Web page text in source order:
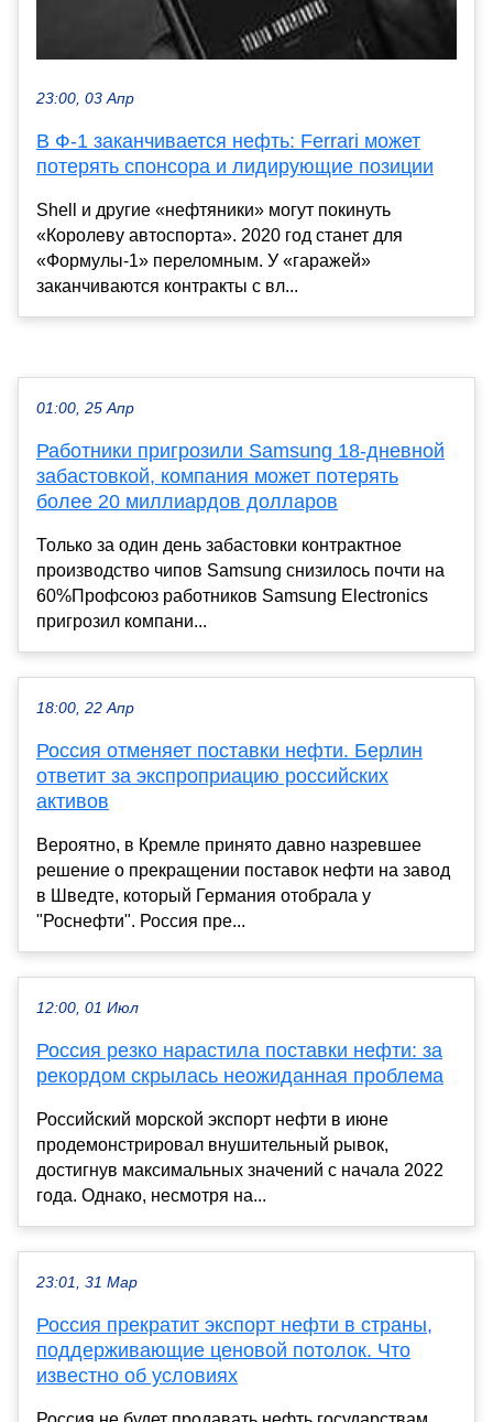
23:00, 03 Апр
В Ф-1 заканчивается нефть: Ferrari может
потерять спонсора и лидирующие позиции
Shell и другие «нефтяники» могут покинуть
«Королеву автоспорта». 2020 год станет для
«Формулы-1» переломным. У «гаражей»
заканчиваются контракты с вл...
01:00, 25 Апр
Работники пригрозили Samsung 18-дневной
забастовкой, компания может потерять
более 20 миллиардов долларов
Только за один день забастовки контрактное
производство чипов Samsung снизилось почти на
60%Профсоюз работников Samsung Electronics
пригрозил компани...
18:00, 22 Апр
Россия отменяет поставки нефти. Берлин
ответит за экспроприацию российских
активов
Вероятно, в Кремле принято давно назревшее
решение о прекращении поставок нефти на завод
в Шведте, который Германия отобрала у
"Роснефти". Россия пре...
12:00, 01 Июл
Россия резко нарастила поставки нефти: за
рекордом скрылась неожиданная проблема
Российский морской экспорт нефти в июне
продемонстрировал внушительный рывок,
достигнув максимальных значений с начала 2022
года. Однако, несмотря на...
23:01, 31 Мар
Россия прекратит экспорт нефти в страны,
поддерживающие ценовой потолок. Что
известно об условиях